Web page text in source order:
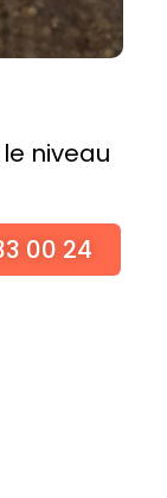
niveau
00 24